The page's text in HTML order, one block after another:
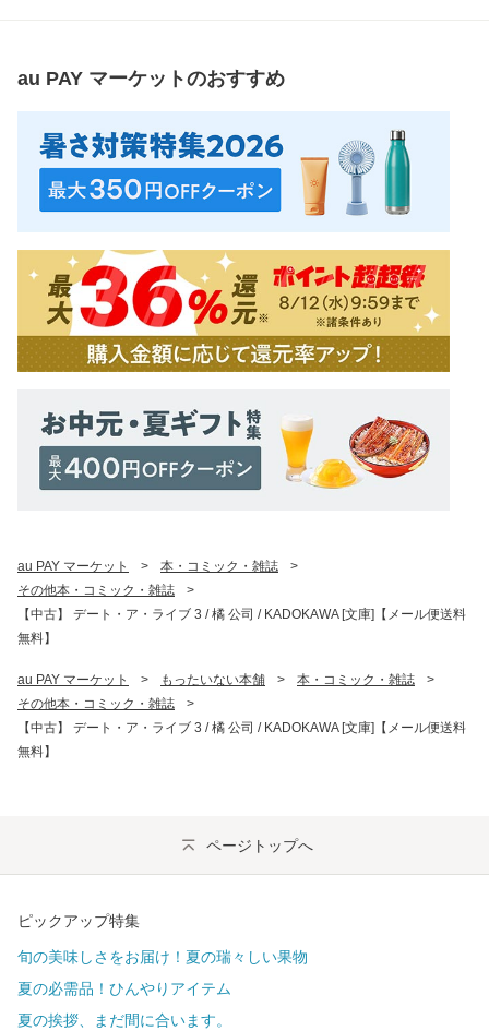
au PAY マーケットのおすすめ
au PAY マーケット > 本・コミック・雑誌
>
その他本・コミック・雑誌
>
【中古】 デート・ア・ライブ 3 / 橘 公司 / KADOKAWA [文庫]【メール便送料
無料】
au PAY マーケット > もったいない本舗 > 本・コミック・雑誌
>
その他本・コミック・雑誌
>
【中古】 デート・ア・ライブ 3 / 橘 公司 / KADOKAWA [文庫]【メール便送料
無料】
ページトップへ
ピックアップ特集
旬の美味しさをお届け！夏の瑞々しい果物
夏の必需品！ひんやりアイテム
夏の挨拶、まだ間に合います。